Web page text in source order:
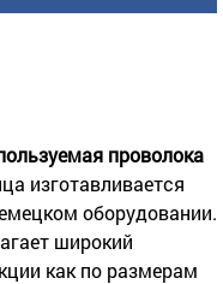
проволока
изготавливается
оборудовании.
широкий
как по размерам